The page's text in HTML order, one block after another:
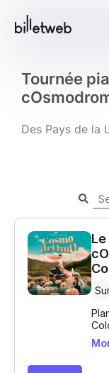
Tournée
Des Pays de la